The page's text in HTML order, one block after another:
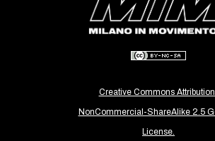
Creative Commons
NonCommercial-ShareAlike 2.5
License.